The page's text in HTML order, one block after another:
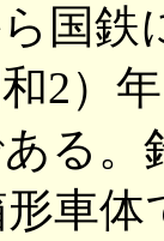
国
2）
る
車